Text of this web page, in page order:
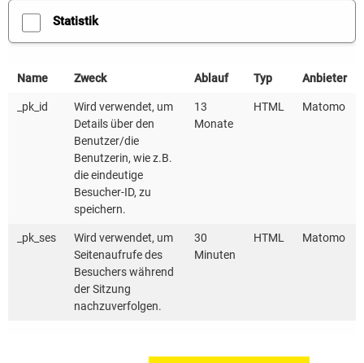
Gleichgesinnten austauschen. Zuvor präsentieren
Expertinnen und Experten am 30. September neueste
lokalen Wärmeplanung. Alle Interessierten sind
herzlich eingeladen.
Die Anmeldung ist online bis zum 23. September
möglich unter:
www.kea-bw.de/nahwaerme-kompakt
Statistik
Name Zweck Ablauf Typ Anbieter
_pk_id
Wird verwendet, um
Details über den
Benutzer/die
Benutzerin, wie z.B.
die eindeutige
Besucher-ID, zu
speichern.
13
Monate
HTML Matomo
_pk_ses
Wird verwendet, um
Seitenaufrufe des
Besuchers während
der Sitzung
nachzuverfolgen.
30
Minuten
HTML Matomo